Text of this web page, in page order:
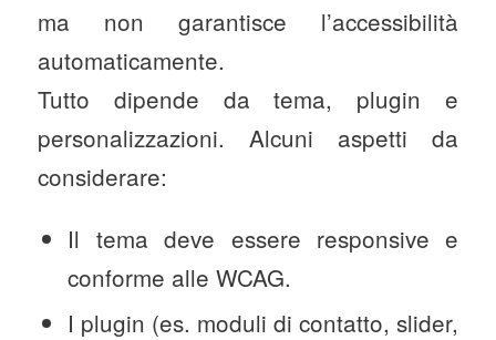
ma non garantisce l’accessibilità
automaticamente.
Tutto dipende da tema, plugin e
personalizzazioni. Alcuni aspetti da
considerare:
Il tema deve essere responsive e
conforme alle WCAG.
I plugin (es. moduli di contatto, slider,